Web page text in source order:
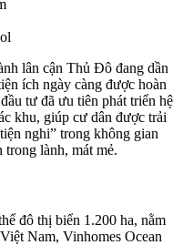
lân cận Thủ Đô đang dần
ích ngày càng được hoàn
tư đã ưu tiên phát triển hệ
khu, giúp cư dân được trải
nghi” trong không gian
lành, mát mẻ.
đô thị biển 1.200 ha, nằm
Nam, Vinhomes Ocean